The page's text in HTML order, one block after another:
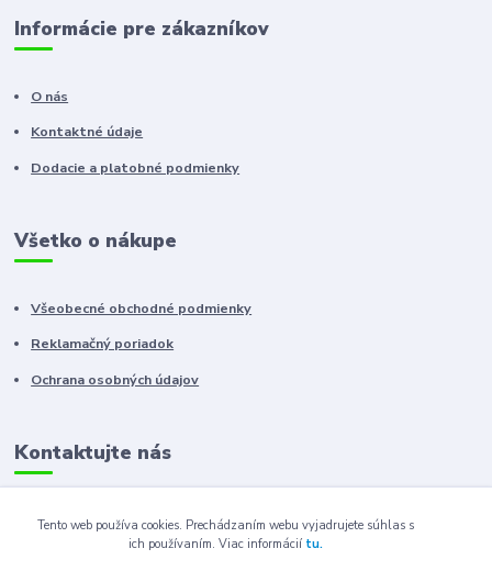
Informácie pre zákazníkov
O nás
Kontaktné údaje
Dodacie a platobné podmienky
Všetko o nákupe
Všeobecné obchodné podmienky
Reklamačný poriadok
Ochrana osobných údajov
Kontaktujte nás
+421 910 222 333
+421 52 788 46 41
Tento web používa cookies. Prechádzaním webu vyjadrujete súhlas s
ich používaním. Viac informácií tu.